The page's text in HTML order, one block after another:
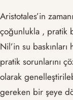
Aristotales’in
çoğunlukla , pratik
Nil’in su
pratik sorunlarını
olarak
gereken bir şeye